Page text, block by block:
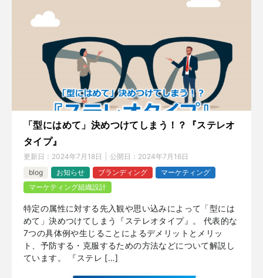
「型にはめて」決めつけてしまう！？『ステレオ
タイプ』
更新日： 2024年7月18日 公開日： 2024年7月16日
blog
お知らせ ブランディング
マーケティング
マーケティング組織設計
特定の属性に対する先入観や思い込みによって「型には
めて」決めつけてしまう『ステレオタイプ』。 代表的な
7つの具体例や生じることによるデメリットとメリッ
ト、予防する・克服するための方法などについて解説し
ています。 『ステレ […]